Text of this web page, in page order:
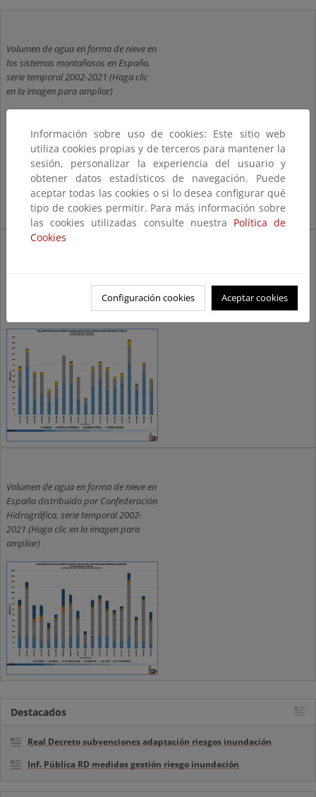
Volumen de agua en forma de nieve en
los sistemas montañosos en España,
serie temporal 2002-2021 (Haga clic
en la imagen para ampliar)
montañoso, serie temporal 2002-2021
(Haga clic en la imagen para ampliar)
Volumen de agua en forma de nieve en
España distribuido por Confederación
Hidrográfica, serie temporal 2002-
2021 (Haga clic en la imagen para
ampliar)
Destacados
Real Decreto subvenciones adaptación riesgos inundación
Inf. Pública RD medidas gestión riesgo inundación
Información sobre uso de cookies: Este sitio web
utiliza cookies propias y de terceros para mantener la
sesión, personalizar la experiencia del usuario y
obtener datos estadísticos de navegación. Puede
aceptar todas las cookies o si lo desea configurar qué
tipo de cookies permitir. Para más información sobre
las cookies utilizadas consulte nuestra Política de
Cookies
Configuración cookies Aceptar cookies